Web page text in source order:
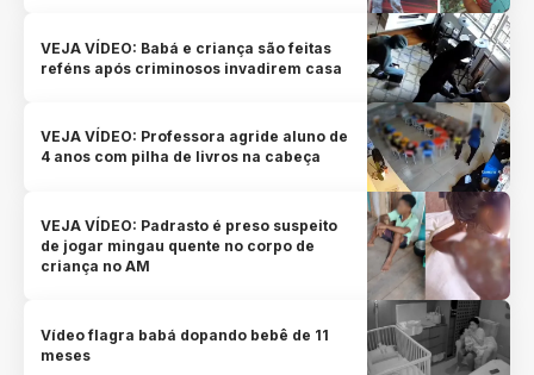
VEJA VÍDEO: Babá e criança são feitas
reféns após criminosos invadirem casa
VEJA VÍDEO: Professora agride aluno de
4 anos com pilha de livros na cabeça
VEJA VÍDEO: Padrasto é preso suspeito
de jogar mingau quente no corpo de
criança no AM
Vídeo flagra babá dopando bebê de 11
meses